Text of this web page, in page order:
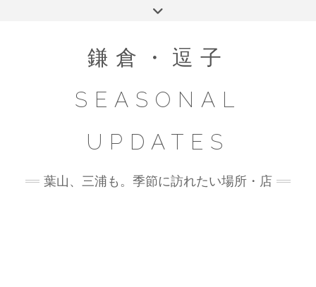
鎌倉・逗子
SEASONAL
UPDATES
葉山、三浦も。季節に訪れたい場所・店